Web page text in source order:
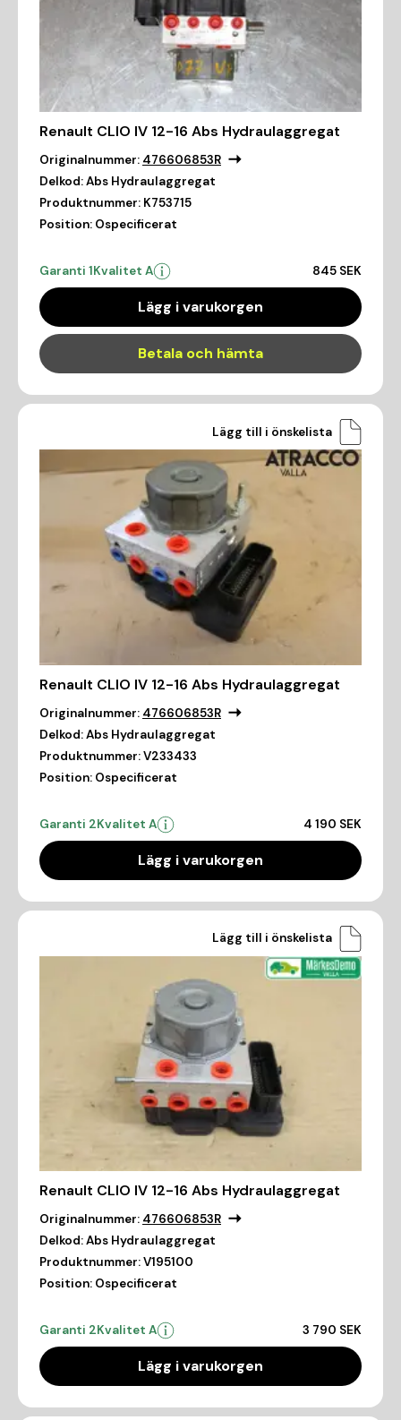
Renault CLIO IV 12-16 Abs Hydraulaggregat
Originalnummer: 476606853R
Delkod:Abs Hydraulaggregat
Produktnummer: K753715
Position: Ospecificerat
Garanti 1Kvalitet A 845 SEK
Lägg i varukorgen
Betala och hämta
Lägg till i önskelista
Renault CLIO IV 12-16 Abs Hydraulaggregat
Originalnummer: 476606853R
Delkod:Abs Hydraulaggregat
Produktnummer:V233433
Position: Ospecificerat
Garanti 2Kvalitet A 4 190 SEK
Lägg i varukorgen
Lägg till i önskelista
Renault CLIO IV 12-16 Abs Hydraulaggregat
Originalnummer: 476606853R
Delkod:Abs Hydraulaggregat
Produktnummer:V195100
Position: Ospecificerat
Garanti 2Kvalitet A 3 790 SEK
Lägg i varukorgen